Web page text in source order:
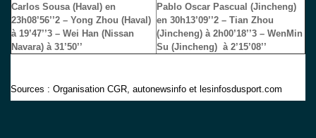
Carlos Sousa (Haval) en
23h08’56’’2 – Yong Zhou (Haval)
à 19’47’’3 – Wei Han (Nissan
Navara) à 31’50’’
Pablo Oscar Pascual (Jincheng)
en 30h13’09’’2 – Tian Zhou
(Jincheng) à 2h00’18’’3 – WenMin
Su (Jincheng) à 2’15’08’’
Sources : Organisation CGR, autonewsinfo et lesinfosdusport.com